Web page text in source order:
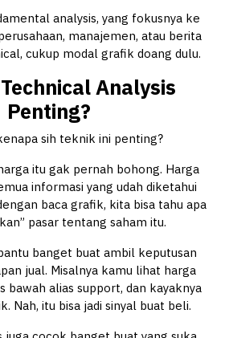
analysis, yang fokusnya ke
manajemen, atau berita
cukup modal grafik doang dulu.
Analysis
Penting?
sih teknik ini penting?
itu gak pernah bohong. Harga
informasi yang udah diketahui
baca grafik, kita bisa tahu apa
pasar tentang saham itu.
banget buat ambil keputusan
jual. Misalnya kamu lihat harga
bawah alias support, dan kayaknya
Nah, itu bisa jadi sinyal buat beli.